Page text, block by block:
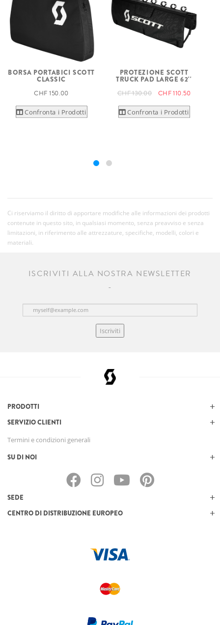
BORSA PORTABICI SCOTT
CLASSIC
CHF 150.00
Confronta i Prodotti
PROTEZIONE SCOTT
TRUCK PAD LARGE 62''
CHF 130.00 CHF 110.50
Confronta i Prodotti
Ci riserviamo il diritto di apportare modifiche alle informazioni dei prodotti
contenute in questo sito, in qualsiasi momento, senza preavviso e senza
limitazioni, in riferimento alle attrezzature, specifiche, modelli, colori e
materiali.
ISCRIVITI ALLA NOSTRA NEWSLETTER
Iscriviti
PRODOTTI
SERVIZIO CLIENTI
Termini e condizioni generali
SU DI NOI
SEDE
CENTRO DI DISTRIBUZIONE EUROPEO